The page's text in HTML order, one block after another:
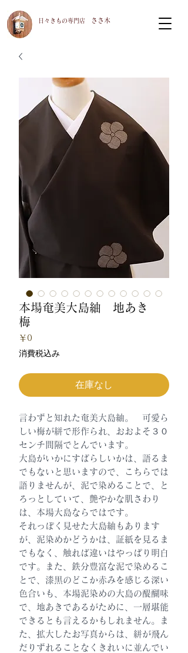
​日々きもの専門店 ささ木
本場奄美大島紬 地あき
梅
￥0
格
消費税込み
在庫なし
言わずと知れた奄美大島紬。 可愛ら
しい梅が絣で形作られ、おおよそ３０
センチ間隔でとんでいます。
大島がいかにすばらしいかは、語るま
でもないと思いますので、こちらでは
語りませんが、泥で染めることで、と
ろっとしていて、艶やかな肌さわり
は、本場大島ならではです。
それっぽく見せた大島紬もあります
が、泥染めかどうかは、証紙を見るま
でもなく、触れば違いはやっぱり明白
です。また、鉄分豊富な泥で染めるこ
とで、漆黒のどこか赤みを感じる深い
色合いも、本場泥染めの大島の醍醐味
で、地あきであるがために、一層堪能
できるとも言えるかもしれません。ま
た、拡大したお写真からは、絣が飛ん
だりずれることなくきれいに並んでい